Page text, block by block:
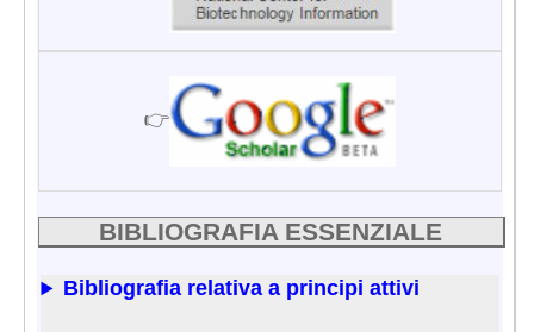
👉
BIBLIOGRAFIA ESSENZIALE
Bibliografia relativa a principi attivi